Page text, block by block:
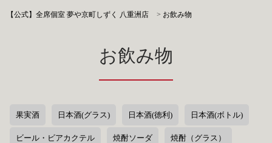
【公式】全席個室 夢や京町しずく 八重洲店 > お飲み物
お飲み物
果実酒 日本酒(グラス) 日本酒(徳利) 日本酒(ボトル)
ビール・ビアカクテル 焼酎ソーダ 焼酎（グラス）